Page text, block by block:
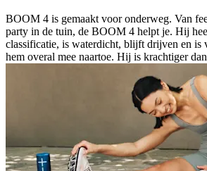
BOOM 4 is gemaakt voor onderweg. Van
party in de tuin, de BOOM 4 helpt je. Hij
classificatie, is waterdicht, blijft drijven en is
hem overal mee naartoe. Hij is krachtiger